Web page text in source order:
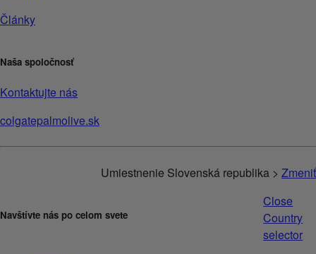
Články
Naša spoločnosť
Kontaktujte nás
colgatepalmolive.sk
Umiestnenie Slovenská republika > Zmeniť
Navštívte nás po celom svete
Close
Country
selector